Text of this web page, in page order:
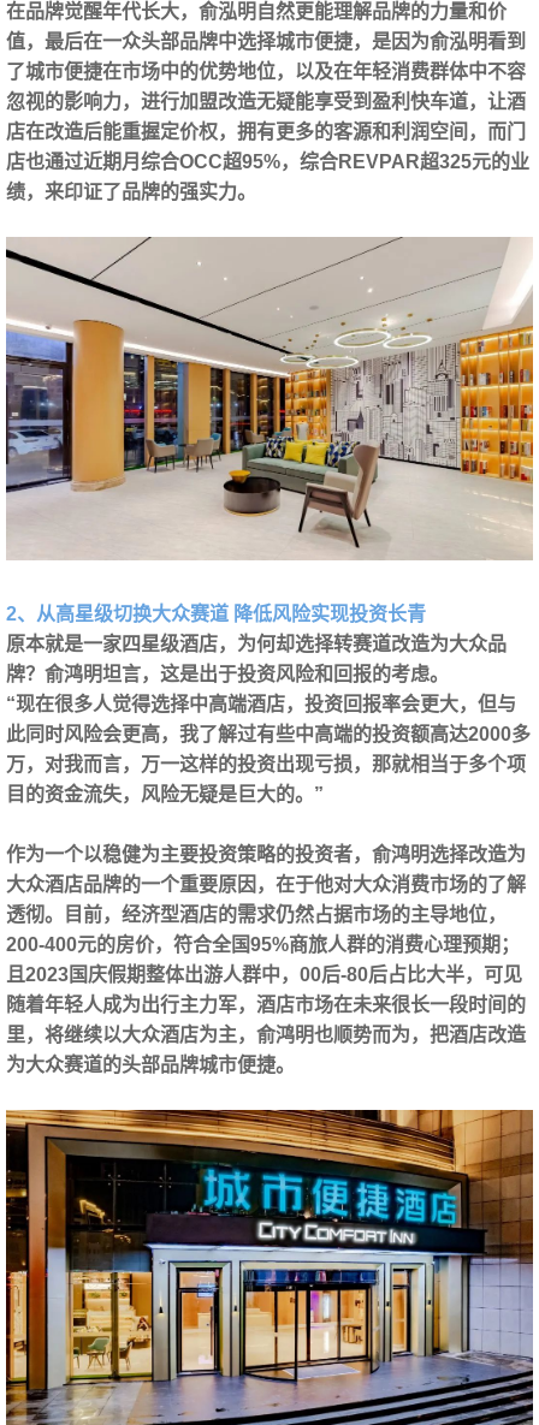
在品牌觉醒年代长大，俞泓明自然更能理解品牌的力量和价
值，最后在一众头部品牌中选择城市便捷，是因为俞泓明看到
了城市便捷在市场中的优势地位，以及在年轻消费群体中不容
忽视的影响力，进行加盟改造无疑能享受到盈利快车道，让酒
店在改造后能重握定价权，拥有更多的客源和利润空间，而门
店也通过近期月综合OCC超95%，综合REVPAR超325元的业
绩，来印证了品牌的强实力。
2、从高星级切换大众赛道 降低风险实现投资长青
原本就是一家四星级酒店，为何却选择转赛道改造为大众品
牌？俞鸿明坦言，这是出于投资风险和回报的考虑。
“现在很多人觉得选择中高端酒店，投资回报率会更大，但与
此同时风险会更高，我了解过有些中高端的投资额高达2000多
万，对我而言，万一这样的投资出现亏损，那就相当于多个项
目的资金流失，风险无疑是巨大的。”
作为一个以稳健为主要投资策略的投资者，俞鸿明选择改造为
大众酒店品牌的一个重要原因，在于他对大众消费市场的了解
透彻。目前，经济型酒店的需求仍然占据市场的主导地位，
200-400元的房价，符合全国95%商旅人群的消费心理预期；
且2023国庆假期整体出游人群中，00后-80后占比大半，可见
随着年轻人成为出行主力军，酒店市场在未来很长一段时间的
里，将继续以大众酒店为主，俞鸿明也顺势而为，把酒店改造
为大众赛道的头部品牌城市便捷。